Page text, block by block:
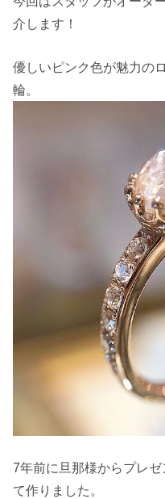
介します！
優しいピンク色が魅力の
輪。
7年前に旦那様からプレ
て作りました。